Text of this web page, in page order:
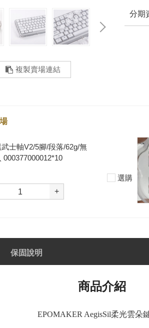
複製賣場連結
分期
購-夢境軸/5腳/段落/58g/無潤/10
000377000013*10
保固說明
商品介紹
EPOMAKER AegisSil柔光雲朵